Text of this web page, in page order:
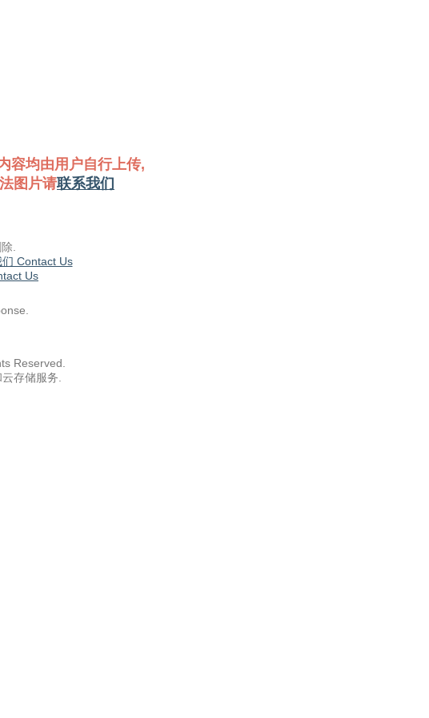
容均由用户自行上传,
图片请联系我们
.
Contact Us
Us
Reserved.
存储服务.